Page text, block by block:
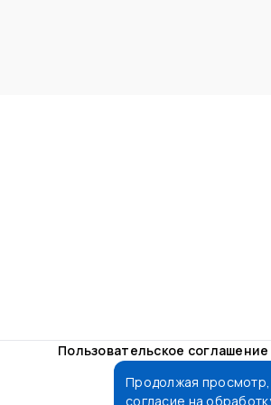
Продолжая просмотр,
согласие на
Пользовательское соглашение